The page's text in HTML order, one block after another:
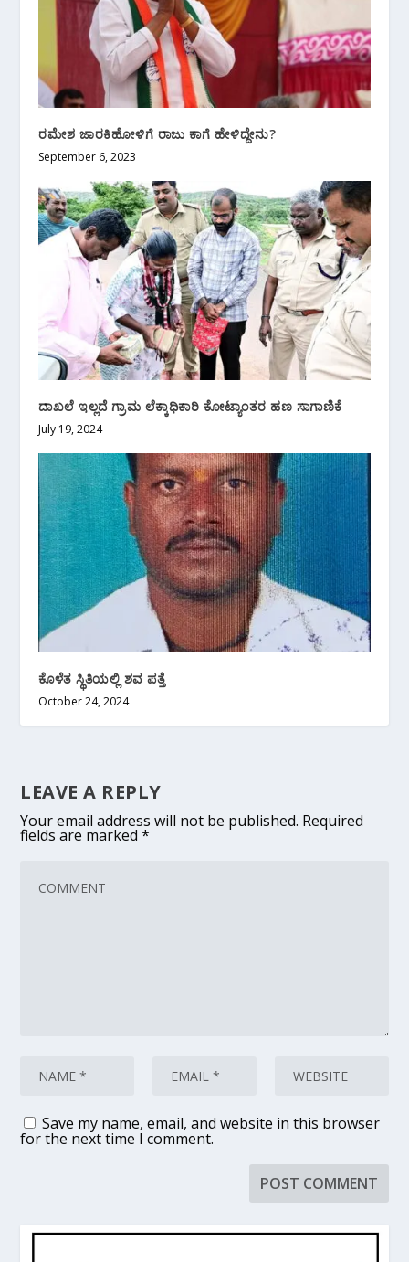
ರಮೇಶ ಜಾರಕಿಹೋಳಿಗೆ ರಾಜು ಕಾಗೆ ಹೇಳಿದ್ದೇನು?
September 6, 2023
ದಾಖಲೆ ಇಲ್ಲದೆ ಗ್ರಾಮ ಲೆಕ್ಕಾಧಿಕಾರಿ ಕೋಟ್ಯಾಂತರ ಹಣ ಸಾಗಾಣಿಕೆ
July 19, 2024
ಕೊಳೆತ ಸ್ಥಿತಿಯಲ್ಲಿ ಶವ ಪತ್ತೆ
October 24, 2024
LEAVE A REPLY
Your email address will not be published. Required
fields are marked*
Save my name, email, and website in this browser
for the next time I comment.